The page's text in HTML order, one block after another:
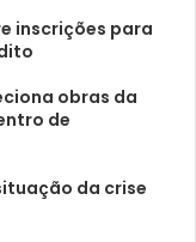
inscrições para
obras da
de
da crise